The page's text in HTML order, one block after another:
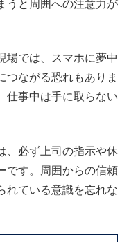
うと周囲への注意力が
場では、スマホに夢中
つながる恐れもありま
仕事中は手に取らない
、必ず上司の指示や休
です。周囲からの信頼
れている意識を忘れな